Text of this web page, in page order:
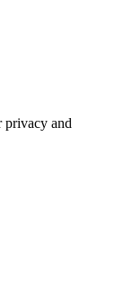
privacy and